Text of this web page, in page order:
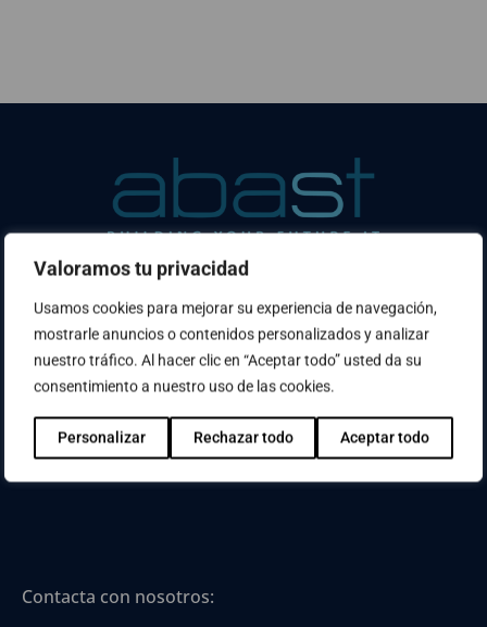
Valoramos tu privacidad
Usamos cookies para mejorar su experiencia de navegación,
mostrarle anuncios o contenidos personalizados y analizar
nuestro tráfico. Al hacer clic en “Aceptar todo” usted da su
consentimiento a nuestro uso de las cookies.
Personalizar Rechazar todo Aceptar todo
¿No has encontrado lo que buscabas? Usa el
buscador
Contacta con nosotros: